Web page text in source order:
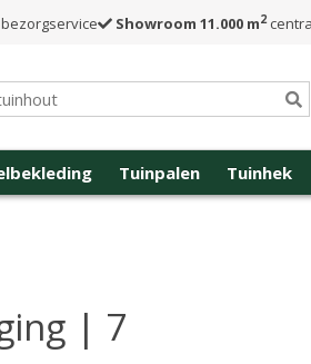
Showroom 11.000 m2
Tuinpalen Tuinhek
| 7